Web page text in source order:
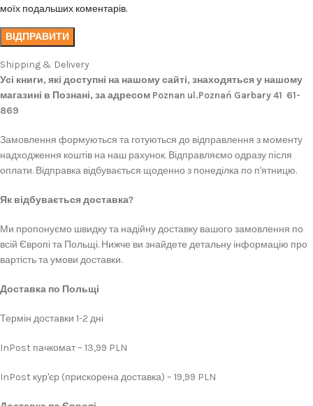
моїх подальших коментарів.
Shipping & Delivery
Усі книги, які доступні на нашому сайті, знаходяться у нашому
магазині в Познані, за адресом Poznan ul.Poznań Garbary 41 61-
869
Замовлення формуються та готуються до відправлення з моменту
надходження коштів на наш рахунок. Відправляємо одразу після
оплати. Відправка відбувається щоденно з понеділка по п'ятницю.
Як відбувається доставка?
Ми пропонуємо швидку та надійну доставку вашого замовлення по
всій Європі та Польщі. Нижче ви знайдете детальну інформацію про
вартість та умови доставки.
Доставка по Польщі
Термін доставки 1-2 дні
InPost пачкомат – 13,99 PLN
InPost кур'єр (прискорена доставка) – 19,99 PLN